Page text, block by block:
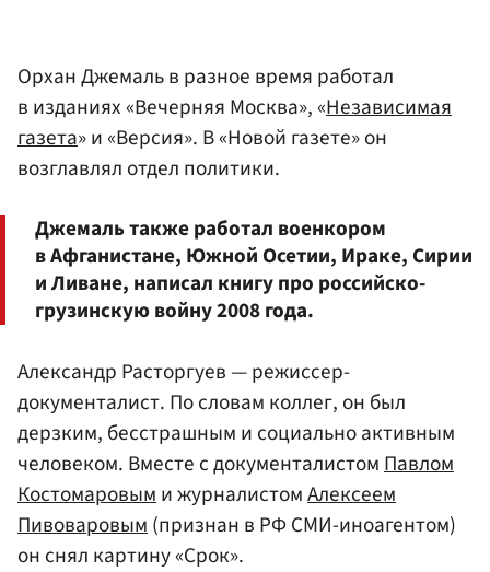
Орхан Джемаль в разное время работал
в изданиях «Вечерняя Москва», «Независимая
газета» и «Версия». В «Новой газете» он
возглавлял отдел политики.
Джемаль также работал военкором
в Афганистане, Южной Осетии, Ираке, Сирии
и Ливане, написал книгу про российско-
грузинскую войну 2008 года.
Александр Расторгуев — режиссер-
документалист. По словам коллег, он был
дерзким, бесстрашным и социально активным
человеком. Вместе с документалистом Павлом
Костомаровым и журналистомАлексеем
Пивоваровым (признан в РФ СМИ-иноагентом)
он снял картину «Срок».